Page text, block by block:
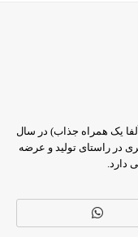
یک همراه جذاب) در سال
در راستای تولید و عرضه
دارد.